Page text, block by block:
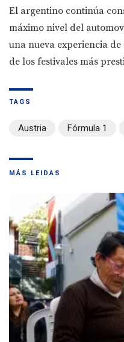
El argentino continúa
máximo nivel del
una nueva experiencia
de los festivales más
TAGS
Austria Fórmula 1
MÁS LEIDAS